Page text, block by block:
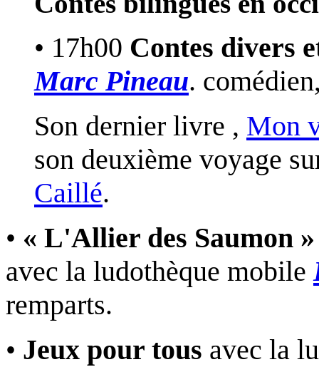
• 17h00 Contes divers
Marc Pineau.
Son dernier livre , Mon
son deuxième voyage
Caillé.
• « L'Allier des Saumon »
avec la ludothèque mobile
remparts.
• Jeux pour tous avec la